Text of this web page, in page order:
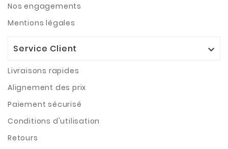
Nos engagements
Mentions légales
Service Client 
Livraisons rapides
Alignement des prix
Paiement sécurisé
Conditions d'utilisation
Retours